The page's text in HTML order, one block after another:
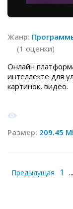
Жанр:
(1 оценки)
Онлайн
интеллекте для
картинок, видео.
Размер: 209.45
Предыдущая 1 ...